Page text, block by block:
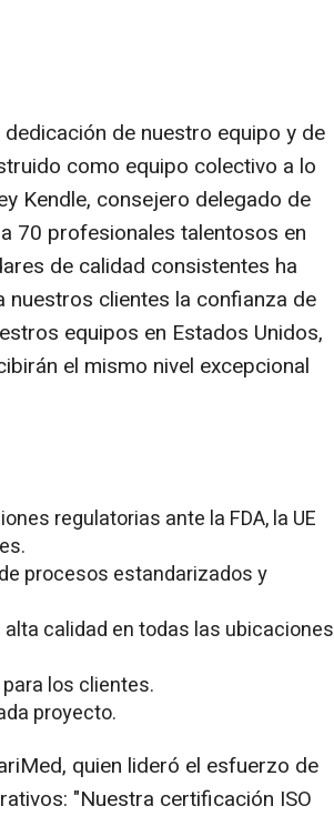
de nuestro equipo y de
como equipo colectivo a lo
Kendle, consejero delegado de
70 profesionales talentosos en
de calidad consistentes ha
clientes la confianza de
equipos en Estados Unidos,
el mismo nivel excepcional
regulatorias ante la FDA, la UE
procesos estandarizados y
calidad en todas las ubicaciones
los clientes.
proyecto.
quien lideró el esfuerzo de
"Nuestra certificación ISO